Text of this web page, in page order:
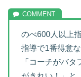
のべ600人以上
指導で1番得意
「コーチがバ